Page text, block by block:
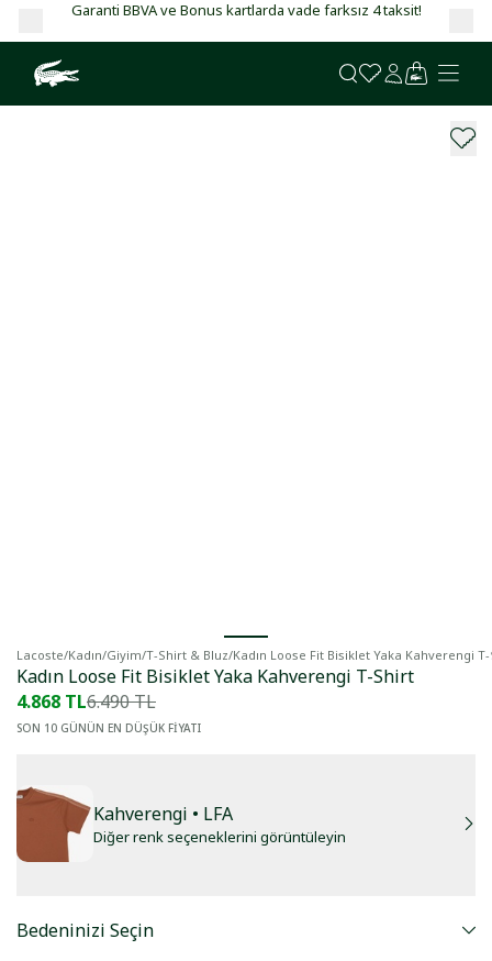
Garanti BBVA ve Bonus kartlarda vade farksız 4 taksit!
Lacoste/Kadın/Giyim/T-Shirt & Bluz/Kadın Loose Fit Bisiklet Yaka Kahverengi
Kadın Loose Fit Bisiklet Yaka Kahverengi T-Shirt
4.868 TL6.490 TL
SON 10 GÜNÜN EN DÜŞÜK FİYATI
Kahverengi • LFA
Diğer renk seçeneklerini görüntüleyin
Bedeninizi Seçin